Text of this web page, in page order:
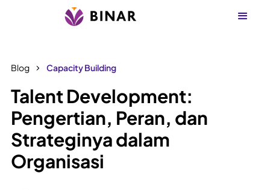
Blog Capacity Building
Talent Development:
Pengertian, Peran, dan
Strateginya dalam
Organisasi